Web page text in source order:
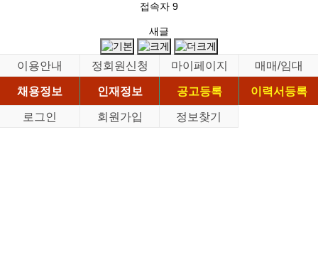
접속자 9
새글
이용안내 정회원신청 마이페이지
매매/임대
채용정보
인재정보 공고등록
이력서등록
로그인
회원가입 정보찾기